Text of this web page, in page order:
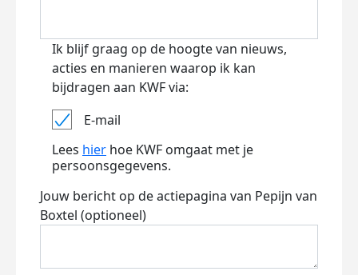
Ik blijf graag op de hoogte van nieuws,
acties en manieren waarop ik kan
bijdragen aan KWF via:
E-mail
Lees hier hoe KWF omgaat met je
persoonsgegevens.
Jouw bericht op de actiepagina van Pepijn van
Boxtel (optioneel)